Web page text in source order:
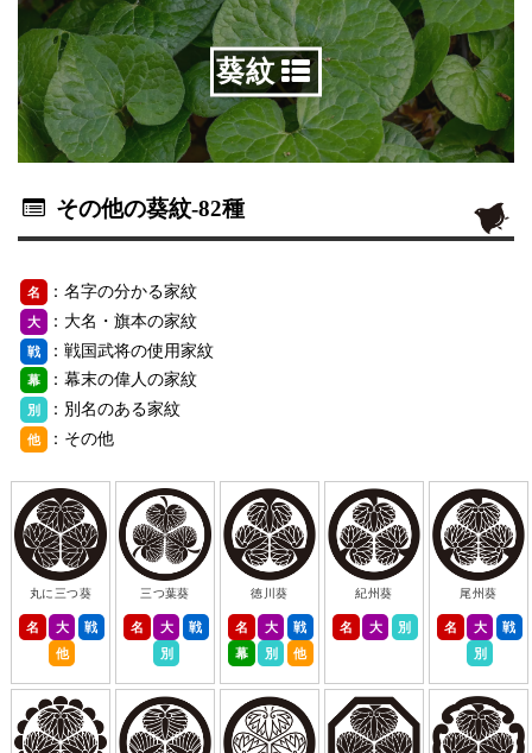
葵紋
その他の葵紋-82種
名 ：名字の分かる家紋
大 ：大名・旗本の家紋
戦 ：戦国武将の使用家紋
幕 ：幕末の偉人の家紋
別 ：別名のある家紋
他 ：その他
丸に三つ葵
名 大
戦
他
三つ葉葵
名 大
戦
別
徳川葵
名 大
戦
幕
別 他
紀州葵
名 大 別
尾州葵
名 大
戦
別